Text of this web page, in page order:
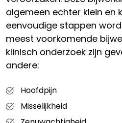
algemeen echter klein en
eenvoudige stappen
meest voorkomende
klinisch onderzoek zijn
andere:
Hoofdpijn
Misselijkheid